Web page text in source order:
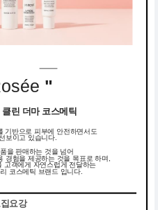
"
린 더마 코스메틱
기반으로 피부에 안전하면서도
보이고 있습니다.
을 판매하는 것을 넘어
경험을 제공하는 것을 목표로 하며,
고객에게 자연스럽게 전달하는
코스메틱 브랜드 입니다.
요강